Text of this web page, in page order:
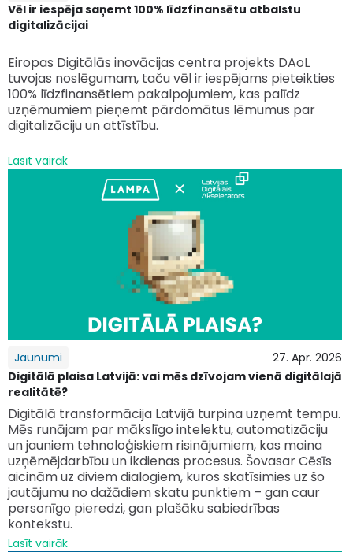
Vēl ir iespēja saņemt 100% līdzfinansētu atbalstu
digitalizācijai
Eiropas Digitālās inovācijas centra projekts DAoL
tuvojas noslēgumam, taču vēl ir iespējams pieteikties
100% līdzfinansētiem pakalpojumiem, kas palīdz
uzņēmumiem pieņemt pārdomātus lēmumus par
digitalizāciju un attīstību.
Lasīt vairāk
Jaunumi
27. Apr. 2026
Digitālā plaisa Latvijā: vai mēs dzīvojam vienā digitālajā
realitātē?
Digitālā transformācija Latvijā turpina uzņemt tempu.
Mēs runājam par mākslīgo intelektu, automatizāciju
un jauniem tehnoloģiskiem risinājumiem, kas maina
uzņēmējdarbību un ikdienas procesus. Šovasar Cēsīs
aicinām uz diviem dialogiem, kuros skatīsimies uz šo
jautājumu no dažādiem skatu punktiem – gan caur
personīgo pieredzi, gan plašāku sabiedrības
kontekstu.
Lasīt vairāk